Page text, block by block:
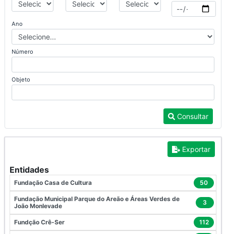
Ano
Número
Objeto
Consultar
Exportar
Entidades
Fundação Casa de Cultura 50
Fundação Municipal Parque do Areão e Áreas Verdes de
João Monlevade
3
Fundção Crê-Ser 112